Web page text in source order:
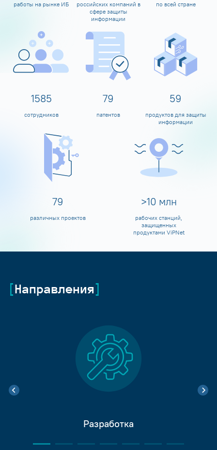
работы на рынке ИБ
российских компаний в
сфере защиты
информации
по всей стране
1600
сотрудников
80
патентов
60
продуктов для защиты
информации
80
различных проектов
>10 млн
рабочих станций,
защищенных
продуктами ViPNet
Направления
Разработка